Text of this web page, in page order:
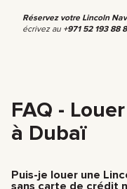
Réservez votre Lincoln
écrivez au +971 52 193 88
FAQ -
à Dubaï
Puis-je louer une